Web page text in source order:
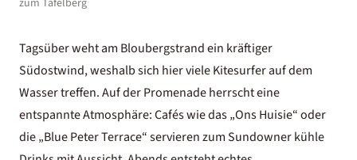
zum Tafelberg
Tagsüber weht am Bloubergstrand ein kräftiger
Südostwind, weshalb sich hier viele Kitesurfer auf dem
Wasser treffen. Auf der Promenade herrscht eine
entspannte Atmosphäre: Cafés wie das „Ons Huisie“ oder
die „Blue Peter Terrace“ servieren zum Sundowner kühle